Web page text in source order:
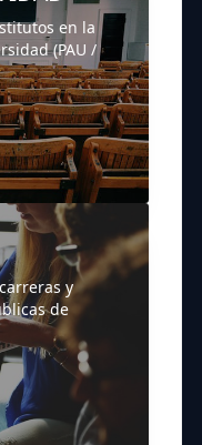
en la
(PAU /
y
de